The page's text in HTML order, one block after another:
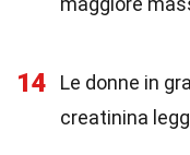
14
Le donne in
creatinina